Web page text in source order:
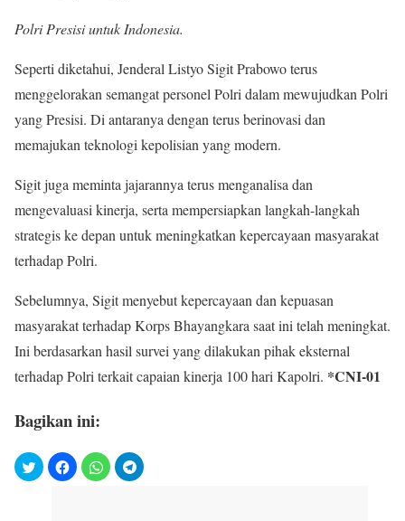
Polri Presisi untuk Indonesia.
Seperti diketahui, Jenderal Listyo Sigit Prabowo terus
menggelorakan semangat personel Polri dalam mewujudkan Polri
yang Presisi. Di antaranya dengan terus berinovasi dan
memajukan teknologi kepolisian yang modern.
Sigit juga meminta jajarannya terus menganalisa dan
mengevaluasi kinerja, serta mempersiapkan langkah-langkah
strategis ke depan untuk meningkatkan kepercayaan masyarakat
terhadap Polri.
Sebelumnya, Sigit menyebut kepercayaan dan kepuasan
masyarakat terhadap Korps Bhayangkara saat ini telah meningkat.
Ini berdasarkan hasil survei yang dilakukan pihak eksternal
terhadap Polri terkait capaian kinerja 100 hari Kapolri. *CNI-01
Bagikan ini: